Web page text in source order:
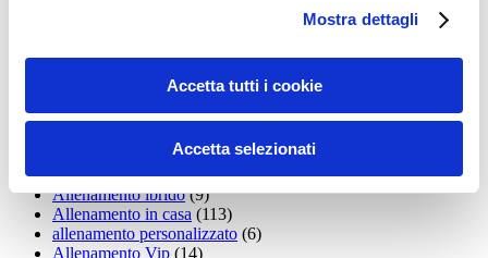
Mostra dettagli
Accetta tutti i cookie
Accetta selezionati
Allenamenti in Diretta(30)
(1.800)
Allenamento aerobico(16)
Allenamento Braccia(9)
Allenamento Donne(75)
Allenamento funzionale(6)
Allenamento ibrido(9)
Allenamento in casa (113)
allenamento personalizzato (6)
Allenamento Vip (14)